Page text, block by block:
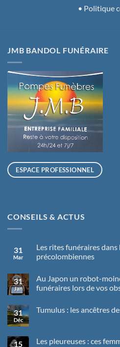
• Politique
JMB BANDOL FUNÉRAIRE
ESPACE PROFESSIONNEL
CONSEILS & ACTUS
31
Mar
Les rites funéraires
précolombiennes
sur
Les
rites
les
31
Jan
Au Japon un robot-
funéraires lors de vos
sur
moine
31
Déc
Tumulus : les ancêtres
Tumulus
15
Les pleureuses : ces